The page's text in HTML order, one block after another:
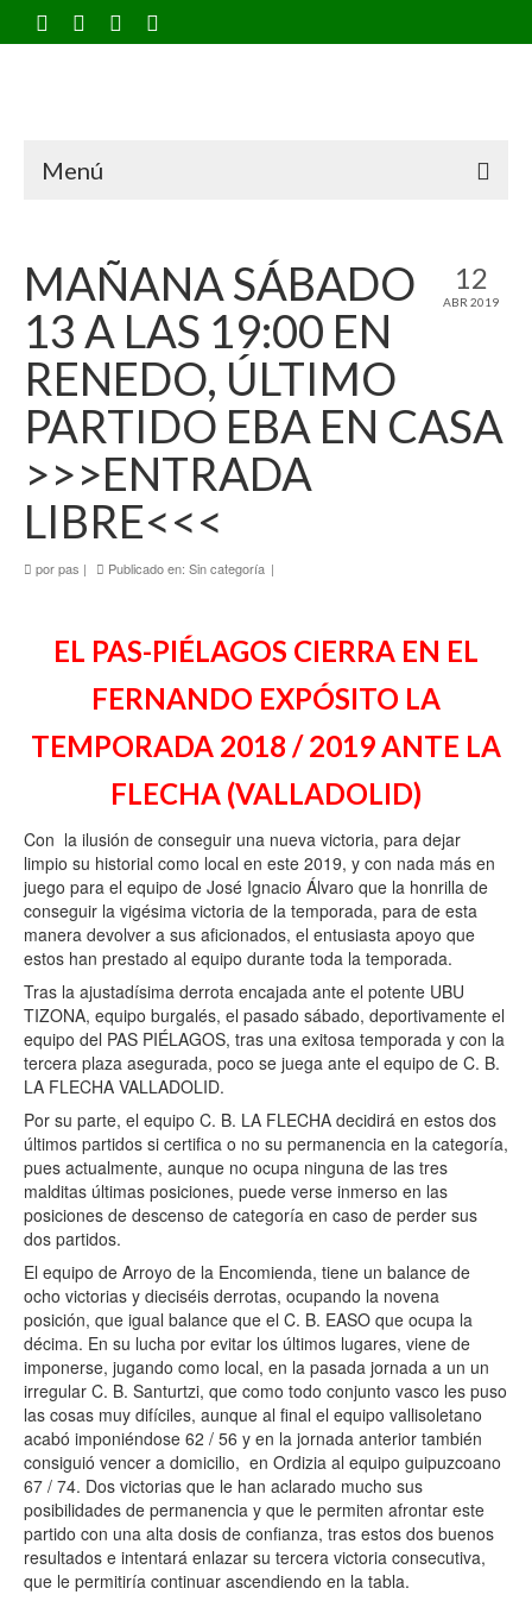
Menú
12
ABR 2019
MAÑANA SÁBADO
13 A LAS 19:00 EN
RENEDO, ÚLTIMO
PARTIDO EBA EN CASA
>>>ENTRADA
LIBRE<<<
porpas | Publicado en: Sin categoría |
EL PAS-PIÉLAGOS CIERRA EN EL
FERNANDO EXPÓSITO LA
TEMPORADA 2018 / 2019 ANTE LA
FLECHA (VALLADOLID)
Con la ilusión de conseguir una nueva victoria, para dejar
limpio su historial como local en este 2019, y con nada más en
juego para el equipo de José Ignacio Álvaro que la honrilla de
conseguir la vigésima victoria de la temporada, para de esta
manera devolver a sus aficionados, el entusiasta apoyo que
estos han prestado al equipo durante toda la temporada.
Tras la ajustadísima derrota encajada ante el potente UBU
TIZONA, equipo burgalés, el pasado sábado, deportivamente el
equipo del PAS PIÉLAGOS, tras una exitosa temporada y con la
tercera plaza asegurada, poco se juega ante el equipo de C. B.
LA FLECHA VALLADOLID.
Por su parte, el equipo C. B. LA FLECHA decidirá en estos dos
últimos partidos si certifica o no su permanencia en la categoría,
pues actualmente, aunque no ocupa ninguna de las tres
malditas últimas posiciones, puede verse inmerso en las
posiciones de descenso de categoría en caso de perder sus
dos partidos.
El equipo de Arroyo de la Encomienda, tiene un balance de
ocho victorias y dieciséis derrotas, ocupando la novena
posición, que igual balance que el C. B. EASO que ocupa la
décima. En su lucha por evitar los últimos lugares, viene de
imponerse, jugando como local, en la pasada jornada a un un
irregular C. B. Santurtzi, que como todo conjunto vasco les puso
las cosas muy difíciles, aunque al final el equipo vallisoletano
acabó imponiéndose 62 / 56 y en la jornada anterior también
consiguió vencer a domicilio, en Ordizia al equipo guipuzcoano
67 / 74. Dos victorias que le han aclarado mucho sus
posibilidades de permanencia y que le permiten afrontar este
partido con una alta dosis de confianza, tras estos dos buenos
resultados e intentará enlazar su tercera victoria consecutiva,
que le permitiría continuar ascendiendo en la tabla.